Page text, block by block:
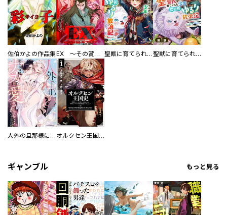
佐伯かよの作品集 EX ～その賞金稼ぎは、世界の出口を探す～【単行本版】 聖獣に育てられた少年の異世界ゆるり放浪記～神様からもらったチート魔法で、仲間たちとスローライフを満喫中～ 聖獣に育てられた少年の異世界ゆるり放浪記～神様からもらったチート魔法で、仲間たちとスローライフを満喫中～【分冊版】
人外の旦那様に娶られ毎晩ナカまで愛される…。アンソロジー オルクセン王国史
ギャンブル もっと見る